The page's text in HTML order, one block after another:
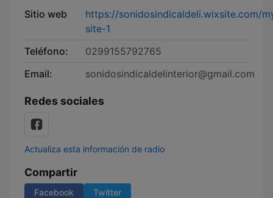
Sitio web
https://sonidosindicaldeli.wixsite.com/
site-1
Teléfono:
0299155792765
Email:
sonidosindicaldelinterior@gmail.com
Redes sociales
Actualiza esta información de radio
Compartir
Facebook Twitter